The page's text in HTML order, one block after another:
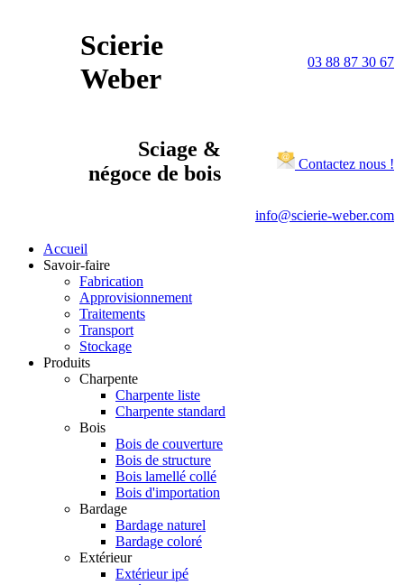
Scierie
Weber
03 88 87 30 67
Sciage &
négoce de bois
Contactez nous !
info@scierie-weber.com
Accueil
Savoir-faire
Fabrication
Approvisionnement
Traitements
Transport
Stockage
Produits
Charpente
Charpente liste
Charpente standard
Bois
Bois de couverture
Bois de structure
Bois lamellé collé
Bois d'importation
Bardage
Bardage naturel
Bardage coloré
Extérieur
Extérieur ipé